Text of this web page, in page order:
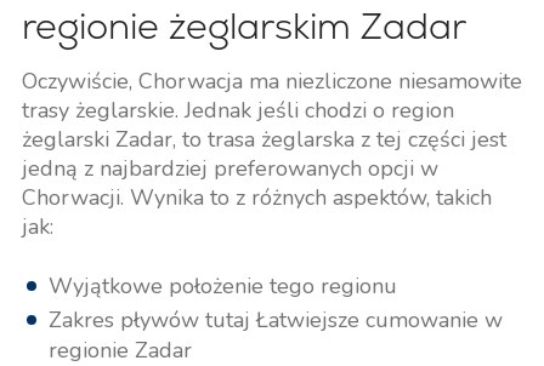
regionie żeglarskim Zadar
Oczywiście, Chorwacja ma niezliczone niesamowite
trasy żeglarskie. Jednak jeśli chodzi o region
żeglarski Zadar, to trasa żeglarska z tej części jest
jedną z najbardziej preferowanych opcji w
Chorwacji. Wynika to z różnych aspektów, takich
jak:
Wyjątkowe położenie tego regionu
Zakres pływów tutaj Łatwiejsze cumowanie w
regionie Zadar